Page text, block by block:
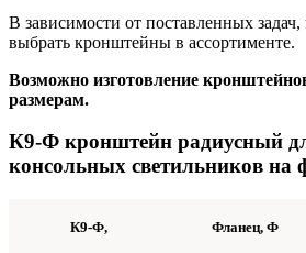
В зависимости от поставленных
выбрать кронштейны в ассортименте.
Возможно изготовление
размерам.
К9-Ф кронштейн радиусный
консольных светильников на
К9-Ф, Фланец, Ф